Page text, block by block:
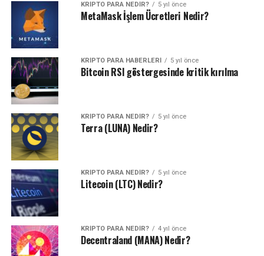
KRIPTO PARA NEDIR? 5 yıl önce
MetaMask İşlem Ücretleri Nedir?
KRIPTO PARA HABERLERI 5 yıl önce
Bitcoin RSI göstergesinde kritik kırılma
KRIPTO PARA NEDIR? 5 yıl önce
Terra (LUNA) Nedir?
KRIPTO PARA NEDIR? 5 yıl önce
Litecoin (LTC) Nedir?
KRIPTO PARA NEDIR? 4 yıl önce
Decentraland (MANA) Nedir?